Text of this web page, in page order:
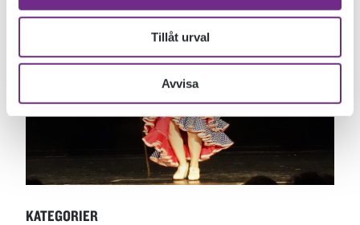
Tillåt urval
Avvisa
KATEGORIER